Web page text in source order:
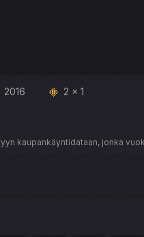
2016 2 x 1
kaupankäyntidataan, jonka